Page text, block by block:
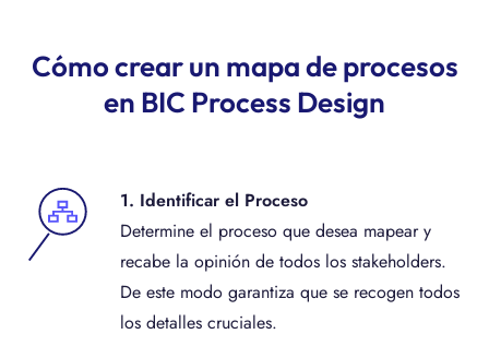
Cómo crear un mapa de procesos
en BIC Process Design
1. Identificar el Proceso
Determine el proceso que desea mapear y
recabe la opinión de todos los stakeholders.
De este modo garantiza que se recogen todos
los detalles cruciales.